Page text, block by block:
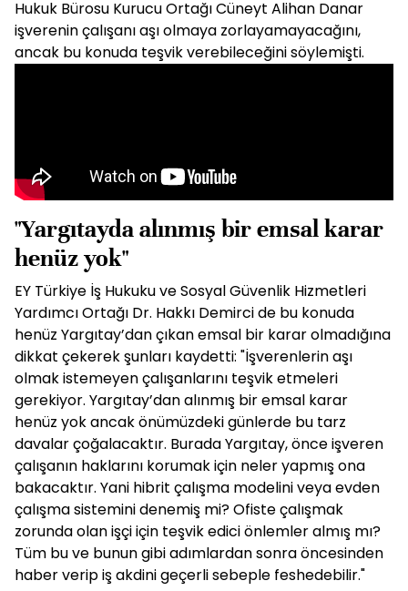
Hukuk Bürosu Kurucu Ortağı Cüneyt Alihan Danar
işverenin çalışanı aşı olmaya zorlayamayacağını,
ancak bu konuda teşvik verebileceğini söylemişti.
"Yargıtayda alınmış bir emsal karar
henüz yok"
EY Türkiye İş Hukuku ve Sosyal Güvenlik Hizmetleri
Yardımcı Ortağı Dr. Hakkı Demirci de bu konuda
henüz Yargıtay’dan çıkan emsal bir karar olmadığına
dikkat çekerek şunları kaydetti: "İşverenlerin aşı
olmak istemeyen çalışanlarını teşvik etmeleri
gerekiyor. Yargıtay’dan alınmış bir emsal karar
henüz yok ancak önümüzdeki günlerde bu tarz
davalar çoğalacaktır. Burada Yargıtay, önce işveren
çalışanın haklarını korumak için neler yapmış ona
bakacaktır. Yani hibrit çalışma modelini veya evden
çalışma sistemini denemiş mi? Ofiste çalışmak
zorunda olan işçi için teşvik edici önlemler almış mı?
Tüm bu ve bunun gibi adımlardan sonra öncesinden
haber verip iş akdini geçerli sebeple feshedebilir."